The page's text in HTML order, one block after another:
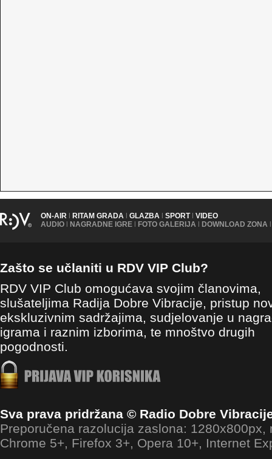
ON-AIR | RITAM GRADA | GLAZBA | SPORT | VIDEO
AUDIO | NAGRADNE IGRE | FOTO GALERIJA | DOWNLOAD ZONA |
Zašto se učlaniti u RDV VIP Club?
RDV VIP Club omogućava svojim članovima,
slušateljima Radija Dobre Vibracije, pristup
ekskluzivnim sadržajima, sudjelovanje u
igrama i raznim izborima, te mnoštvo drugih
pogodnosti.
Sva prava pridržana © Radio Dobre
Preporučena razolucija zaslona: 1280x800px,
Chrome 5+, Firefox 3+, Opera 10+, Internet